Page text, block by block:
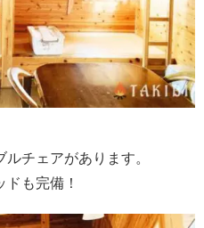
チェアがあります。
も完備！